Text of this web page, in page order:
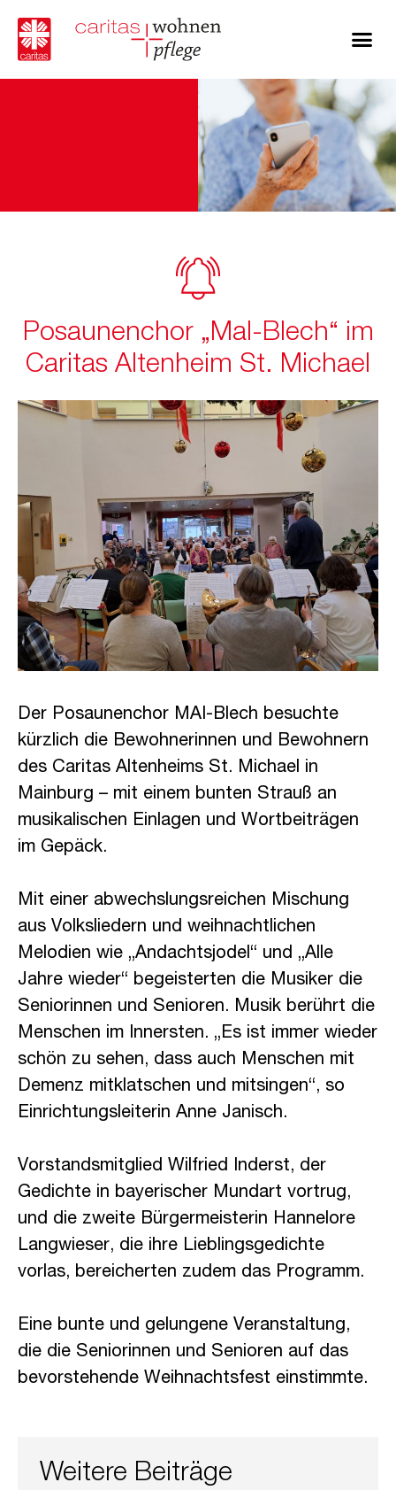
Posaunenchor „MaI-Blech“ im
Caritas Altenheim St. Michael
Der Posaunenchor MAI-Blech besuchte
kürzlich die Bewohnerinnen und Bewohnern
des Caritas Altenheims St. Michael in
Mainburg – mit einem bunten Strauß an
musikalischen Einlagen und Wortbeiträgen
im Gepäck.
Mit einer abwechslungsreichen Mischung
aus Volksliedern und weihnachtlichen
Melodien wie „Andachtsjodel“ und „Alle
Jahre wieder“ begeisterten die Musiker die
Seniorinnen und Senioren. Musik berührt die
Menschen im Innersten. „Es ist immer wieder
schön zu sehen, dass auch Menschen mit
Demenz mitklatschen und mitsingen“, so
Einrichtungsleiterin Anne Janisch.
Vorstandsmitglied Wilfried Inderst, der
Gedichte in bayerischer Mundart vortrug,
und die zweite Bürgermeisterin Hannelore
Langwieser, die ihre Lieblingsgedichte
vorlas, bereicherten zudem das Programm.
Eine bunte und gelungene Veranstaltung,
die die Seniorinnen und Senioren auf das
bevorstehende Weihnachtsfest einstimmte.
Weitere Beiträge